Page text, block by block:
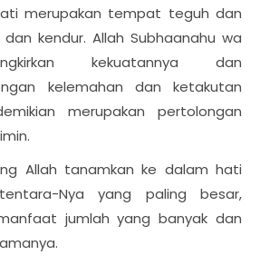
merupakan tempat teguh dan
kendur. Allah Subhaanahu wa
kekuatannya dan
kelemahan dan ketakutan
merupakan pertolongan
Allah tanamkan ke dalam hati
Nya yang paling besar,
jumlah yang banyak dan